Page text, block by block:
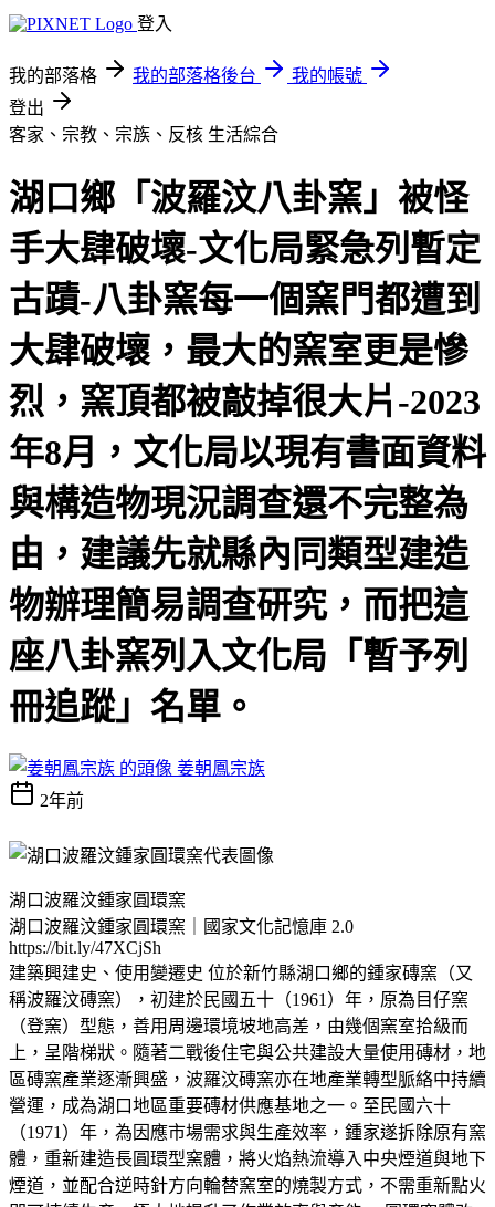
登入
我的部落格 我的部落格後台
我的帳號
登出
客家、宗教、宗族、反核 生活綜合
湖口鄉「波羅汶八卦窯」被怪
手大肆破壞-文化局緊急列暫定
古蹟-八卦窯每一個窯門都遭到
大肆破壞，最大的窯室更是慘
烈，窯頂都被敲掉很大片-2023
年8月，文化局以現有書面資料
與構造物現況調查還不完整為
由，建議先就縣內同類型建造
物辦理簡易調查研究，而把這
座八卦窯列入文化局「暫予列
冊追蹤」名單。
姜朝鳳宗族
2年前
湖口波羅汶鍾家圓環窯
湖口波羅汶鍾家圓環窯｜國家文化記憶庫 2.0
https://bit.ly/47XCjSh
建築興建史、使用變遷史 位於新竹縣湖口鄉的鍾家磚窯（又
稱波羅汶磚窯），初建於民國五十（1961）年，原為目仔窯
（登窯）型態，善用周邊環境坡地高差，由幾個窯室拾級而
上，呈階梯狀。隨著二戰後住宅與公共建設大量使用磚材，地
區磚窯產業逐漸興盛，波羅汶磚窯亦在地產業轉型脈絡中持續
營運，成為湖口地區重要磚材供應基地之一。至民國六十
（1971）年，為因應市場需求與生產效率，鍾家遂拆除原有窯
體，重新建造長圓環型窯體，將火焰熱流導入中央煙道與地下
煙道，並配合逆時針方向輪替窯室的燒製方式，不需重新點火